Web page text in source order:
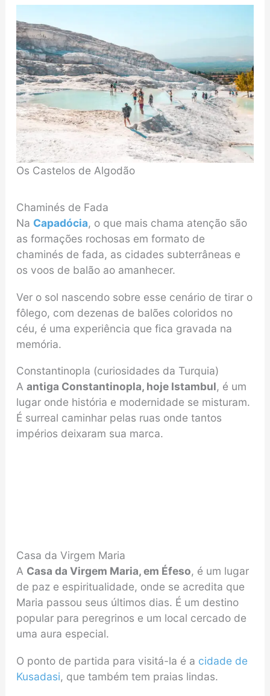
Os Castelos de Algodão
Chaminés de Fada
Na Capadócia, o que mais chama atenção são
as formações rochosas em formato de
chaminés de fada, as cidades subterrâneas e
os voos de balão ao amanhecer.
Ver o sol nascendo sobre esse cenário de tirar o
fôlego, com dezenas de balões coloridos no
céu, é uma experiência que fica gravada na
memória.
Constantinopla (curiosidades da Turquia)
A antiga Constantinopla, hoje Istambul, é um
lugar onde história e modernidade se misturam.
É surreal caminhar pelas ruas onde tantos
impérios deixaram sua marca.
Casa da Virgem Maria
A Casa da Virgem Maria, em Éfeso, é um lugar
de paz e espiritualidade, onde se acredita que
Maria passou seus últimos dias. É um destino
popular para peregrinos e um local cercado de
uma aura especial.
O ponto de partida para visitá-la é a cidade de
Kusadasi, que também tem praias lindas.